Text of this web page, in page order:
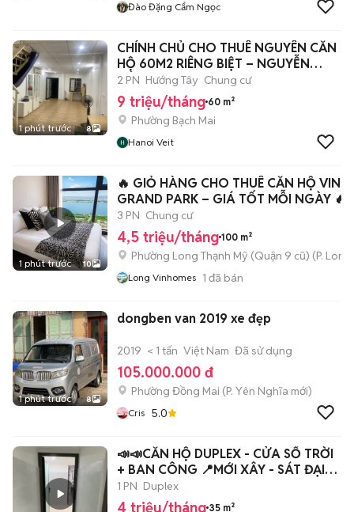
Đào Đặng Cẩm Ngọc
1 phút trước 8
CHÍNH CHỦ CHO THUÊ NGUYÊN CĂN
HỘ 60M2 RIÊNG BIỆT – NGUYỄN
CÔNG TRỨ -
2 PN Hướng Tây Chung cư
9 triệu/tháng 60 m²
Phường Bạch Mai
Hanoi Veit
1 phút trước 10
🔥 GIỎ HÀNG CHO THUÊ CĂN HỘ
GRAND PARK – GIÁ TỐT MỖI NGÀY 🔥
3 PN Chung cư
4,5 triệu/tháng 100 m²
Phường Long Thạnh Mỹ (Quận 9 cũ) (P.
Long Vinhomes 1 đã bán
1 phút trước 8
dongben van 2019 xe đẹp
2019 < 1 tấn Việt Nam Đã sử dụng
105.000.000 đ
Phường Đồng Mai (P. Yên Nghĩa mới)
Cris 5.0
📣📣CĂN HỘ DUPLEX - CỬA SỔ TRỜI
+ BAN CÔNG 📍MỚI XÂY - SÁT ĐẠI
HỌC VHU
1 PN Duplex
4 triệu/tháng 35 m²